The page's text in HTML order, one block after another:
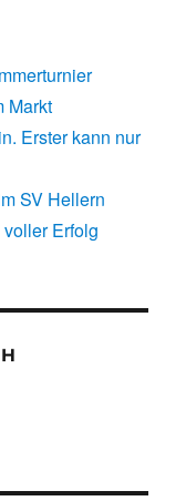
Markt
Erster kann nur
SV Hellern
Erfolg